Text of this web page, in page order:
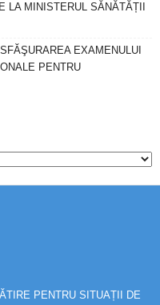
LA MINISTERUL SĂNĂTĂȚII
EXAMENULUI
PENTRU
PENTRU SITUAȚII DE